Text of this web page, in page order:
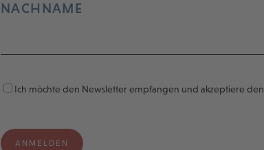
NACHNAME
Ich möchte den Newsletter empfangen und akzeptiere den